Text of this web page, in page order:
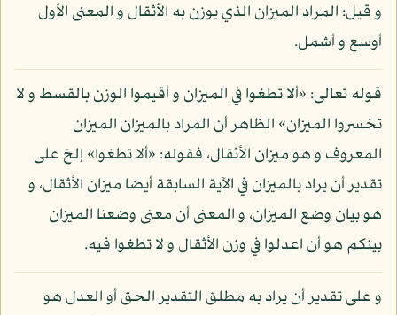
و قيل: المراد الميزان الذي يوزن به الأثقال و المعنى الأول
أوسع و أشمل.
قوله تعالى: «ألا تطغوا في الميزان و أقيموا الوزن بالقسط و لا
تخسروا الميزان» الظاهر أن المراد بالميزان الميزان
المعروف و هو ميزان الأثقال، فقوله: «ألا تطغوا» إلخ على
تقدير أن يراد بالميزان في الآية السابقة أيضا ميزان الأثقال، و
هو بيان وضع الميزان، و المعنى أن معنى وضعنا الميزان
بينكم هو أن اعدلوا في وزن الأثقال و لا تطغوا فيه.
و على تقدير أن يراد به مطلق التقدير الحق أو العدل هو